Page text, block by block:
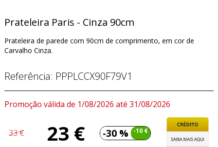
Prateleira Paris - Cinza 90cm
Prateleira de parede com 90cm de comprimento, em cor de
Carvalho Cinza.
Referência: PPPLCCX90F79V1
Promoção válida de 1/08/2026 até 31/08/2026
33 € 23 € -30 % -10 €